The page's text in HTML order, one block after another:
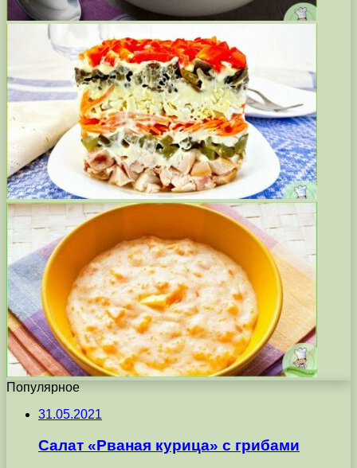
Популярное
31.05.2021
Салат «Рваная курица» с грибами